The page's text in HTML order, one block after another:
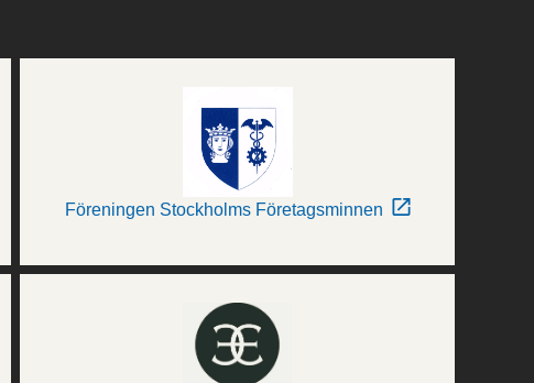
Föreningen Stockholms Företagsminnen